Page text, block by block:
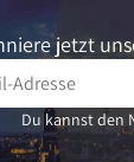
jetzt
Du kannst den